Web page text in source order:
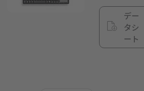
デー
タシ
ート